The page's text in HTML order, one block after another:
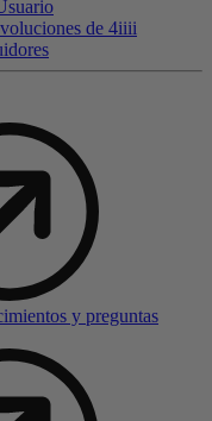
de 4iiii
y preguntas